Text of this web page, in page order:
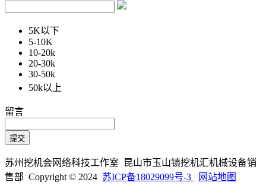
5K以下
5-10K
10-20k
20-30k
30-50k
50k以上
留言
苏州挖机会网络科技工作室 昆山市玉山镇挖机汇机械设备销
售部 Copyright © 2024 苏ICP备18029099号-3 网站地图